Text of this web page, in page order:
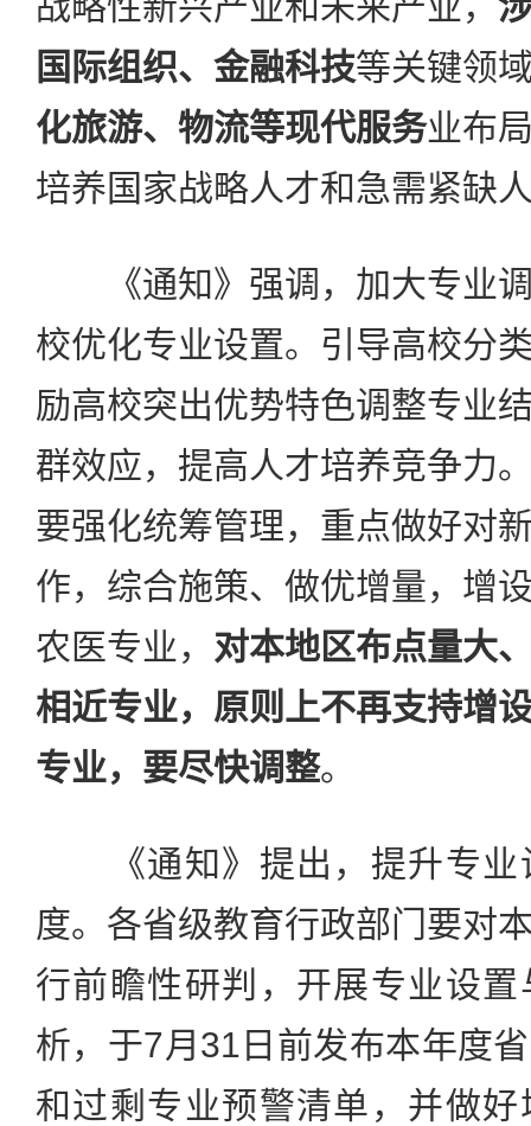
国际组织、金融科技等关键领
化旅游、物流等现代服务业布
培养国家战略人才和急需紧缺
《通知》强调，加大专业调
校优化专业设置。引导高校分
励高校突出优势特色调整专业
群效应，提高人才培养竞争力
要强化统筹管理，重点做好对
作，综合施策、做优增量，增
农医专业， 对本地区布点量大
相近专业，原则上不再支持增
专业，要尽快调整。
《通知》提出，提升专业
度。各省级教育行政部门要对
行前瞻性研判，开展专业设
析，于7月31日前发布本年度
和过剩专业预警清单，并做